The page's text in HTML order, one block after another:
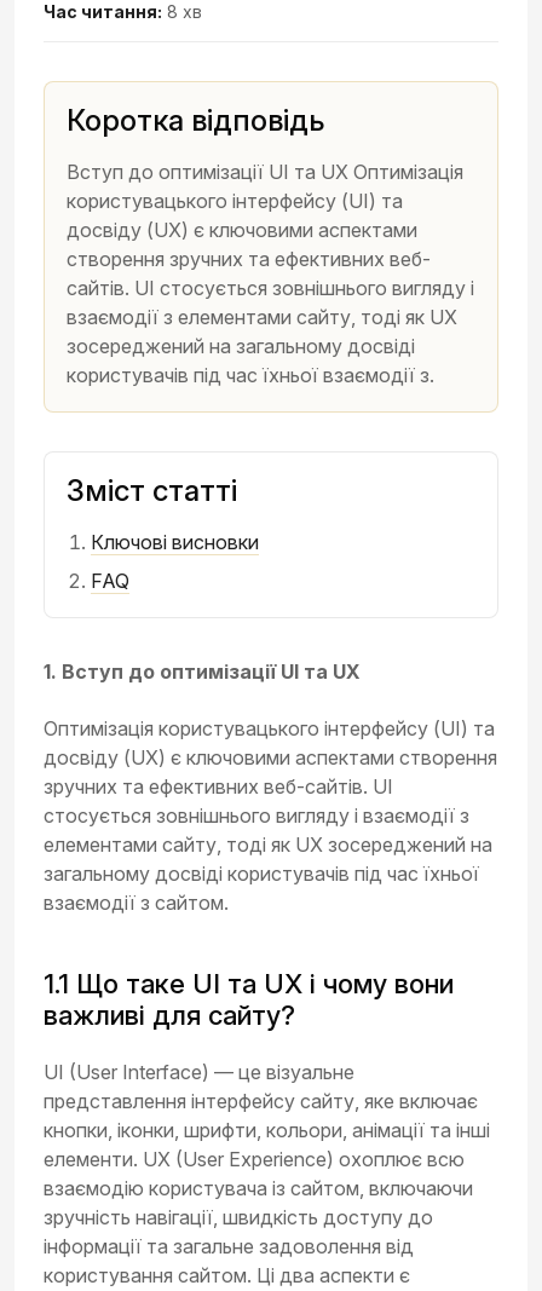
Час читання: 8 хв
Коротка відповідь
Вступ до оптимізації UI та UX Оптимізація
користувацького інтерфейсу (UI) та
досвіду (UX) є ключовими аспектами
створення зручних та ефективних веб-
сайтів. UI стосується зовнішнього вигляду і
взаємодії з елементами сайту, тоді як UX
зосереджений на загальному досвіді
користувачів під час їхньої взаємодії з.
Зміст статті
Ключові висновки
FAQ
1. Вступ до оптимізації UI та UX
Оптимізація користувацького інтерфейсу (UI) та
досвіду (UX) є ключовими аспектами створення
зручних та ефективних веб-сайтів. UI
стосується зовнішнього вигляду і взаємодії з
елементами сайту, тоді як UX зосереджений на
загальному досвіді користувачів під час їхньої
взаємодії з сайтом.
1.1 Що таке UI та UX і чому вони
важливі для сайту?
UI (User Interface) — це візуальне
представлення інтерфейсу сайту, яке включає
кнопки, іконки, шрифти, кольори, анімації та інші
елементи. UX (User Experience) охоплює всю
взаємодію користувача із сайтом, включаючи
зручність навігації, швидкість доступу до
інформації та загальне задоволення від
користування сайтом. Ці два аспекти є